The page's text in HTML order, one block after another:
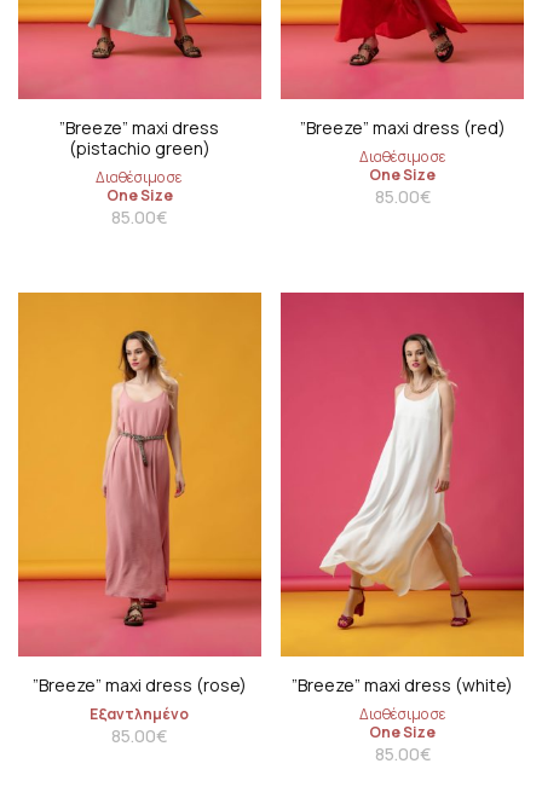
”Breeze” maxi dress
(pistachio green)
Διαθέσιμο σε
One Size
85.00€
”Breeze” maxi dress (red)
Διαθέσιμο σε
One Size
85.00€
”Breeze” maxi dress (rose)
Εξαντλημένο
85.00€
”Breeze” maxi dress (white)
Διαθέσιμο σε
One Size
85.00€